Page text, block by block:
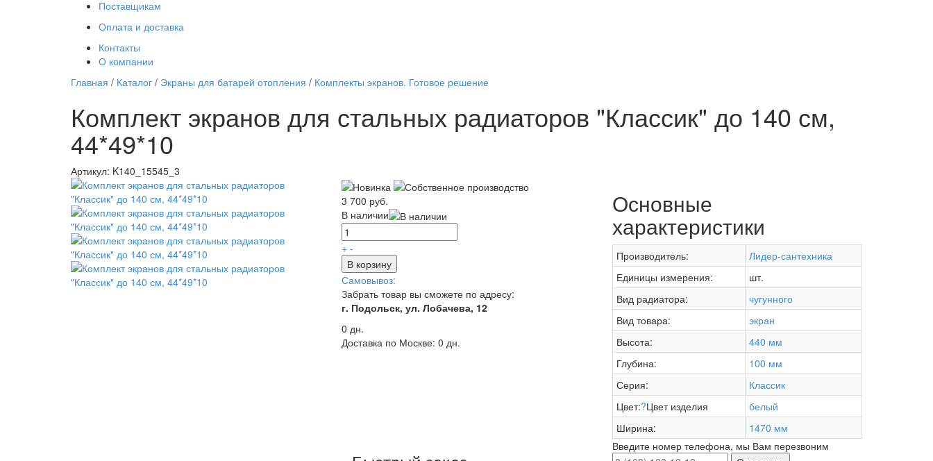
Поставщикам
Оплата и доставка
Контакты
О компании
Главная / Каталог / Экраны для батарей отопления / Комплекты экранов. Готовое решение
Комплект экранов для стальных радиаторов "Классик" до 140 см,
44*49*10
Артикул: K140_15545_3
3 700 руб.
В наличии
+ -
В корзину
Самовывоз:
Забрать товар вы сможете по адресу:
г. Подольск, ул. Лобачева, 12
0 дн.
Доставка по Москве: 0 дн.
Основные
характеристики
Производитель:
Лидер-сантехника
Единицы измерения:
шт.
Вид радиатора:
чугунного
Вид товара:
экран
Высота:
440 мм
Глубина:
100 мм
Серия:
Классик
Цвет:?Цвет изделия
белый
Ширина:
1470 мм
Введите номер телефона, мы Вам перезвоним